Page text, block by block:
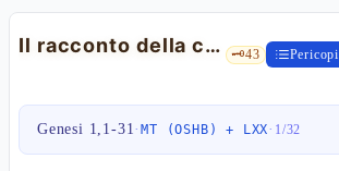
Il racconto della creazione — Gn 1,1-31 🗝️43 Pericopi
Genesi 1,1-31·MT (OSHB) + LXX· 1/32